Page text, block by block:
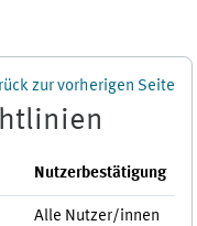
zur vorherigen Seite
Nutzerbestätigung
Alle Nutzer/innen